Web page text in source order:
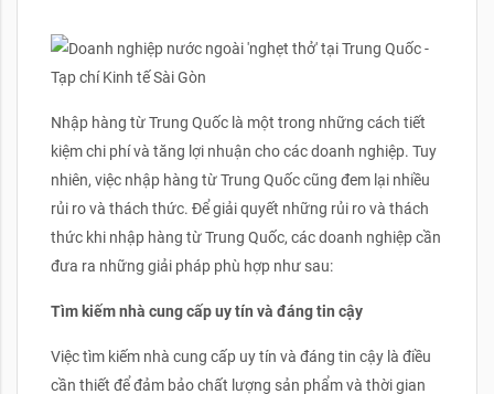
Nhập hàng từ Trung Quốc là một trong những cách tiết
kiệm chi phí và tăng lợi nhuận cho các doanh nghiệp. Tuy
nhiên, việc nhập hàng từ Trung Quốc cũng đem lại nhiều
rủi ro và thách thức. Để giải quyết những rủi ro và thách
thức khi nhập hàng từ Trung Quốc, các doanh nghiệp cần
đưa ra những giải pháp phù hợp như sau:
Tìm kiếm nhà cung cấp uy tín và đáng tin cậy
Việc tìm kiếm nhà cung cấp uy tín và đáng tin cậy là điều
cần thiết để đảm bảo chất lượng sản phẩm và thời gian